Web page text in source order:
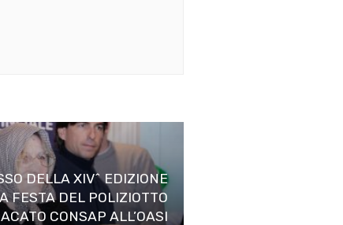
DELLA XIV^ EDIZIONE
FESTA DEL POLIZIOTTO
CONSAP ALL’OASI